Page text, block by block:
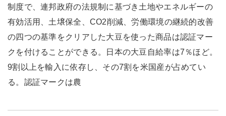
制度で、連邦政府の法規制に基づき土地やエネルギーの
有効活用、土壌保全、CO2削減、労働環境の継続的改善
の四つの基準をクリアした大豆を使った商品は認証マー
クを付けることができる。日本の大豆自給率は7％ほど。
9割以上を輸入に依存し、その7割を米国産が占めてい
る。認証マークは農